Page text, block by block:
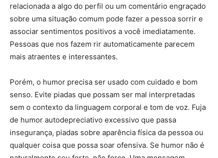
relacionada a algo do perfil ou um comentário engraçado
sobre uma situação comum pode fazer a pessoa sorrir e
associar sentimentos positivos a você imediatamente.
Pessoas que nos fazem rir automaticamente parecem
mais atraentes e interessantes.
Porém, o humor precisa ser usado com cuidado e bom
senso. Evite piadas que possam ser mal interpretadas
sem o contexto da linguagem corporal e tom de voz. Fuja
de humor autodepreciativo excessivo que passa
insegurança, piadas sobre aparência física da pessoa ou
qualquer coisa que possa soar ofensiva. Se humor não é